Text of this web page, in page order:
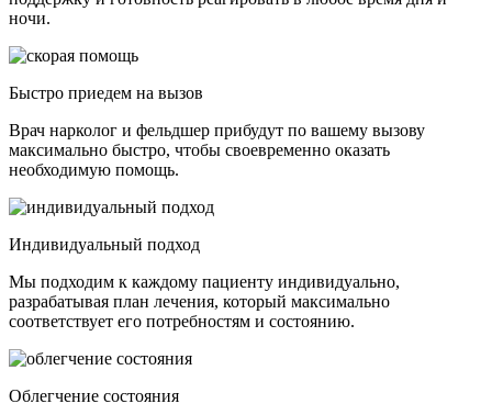
ночи.
Быстро приедем на вызов
Врач нарколог и фельдшер прибудут по вашему вызову
максимально быстро, чтобы своевременно оказать
необходимую помощь.
Индивидуальный подход
Мы подходим к каждому пациенту индивидуально,
разрабатывая план лечения, который максимально
соответствует его потребностям и состоянию.
Облегчение состояния